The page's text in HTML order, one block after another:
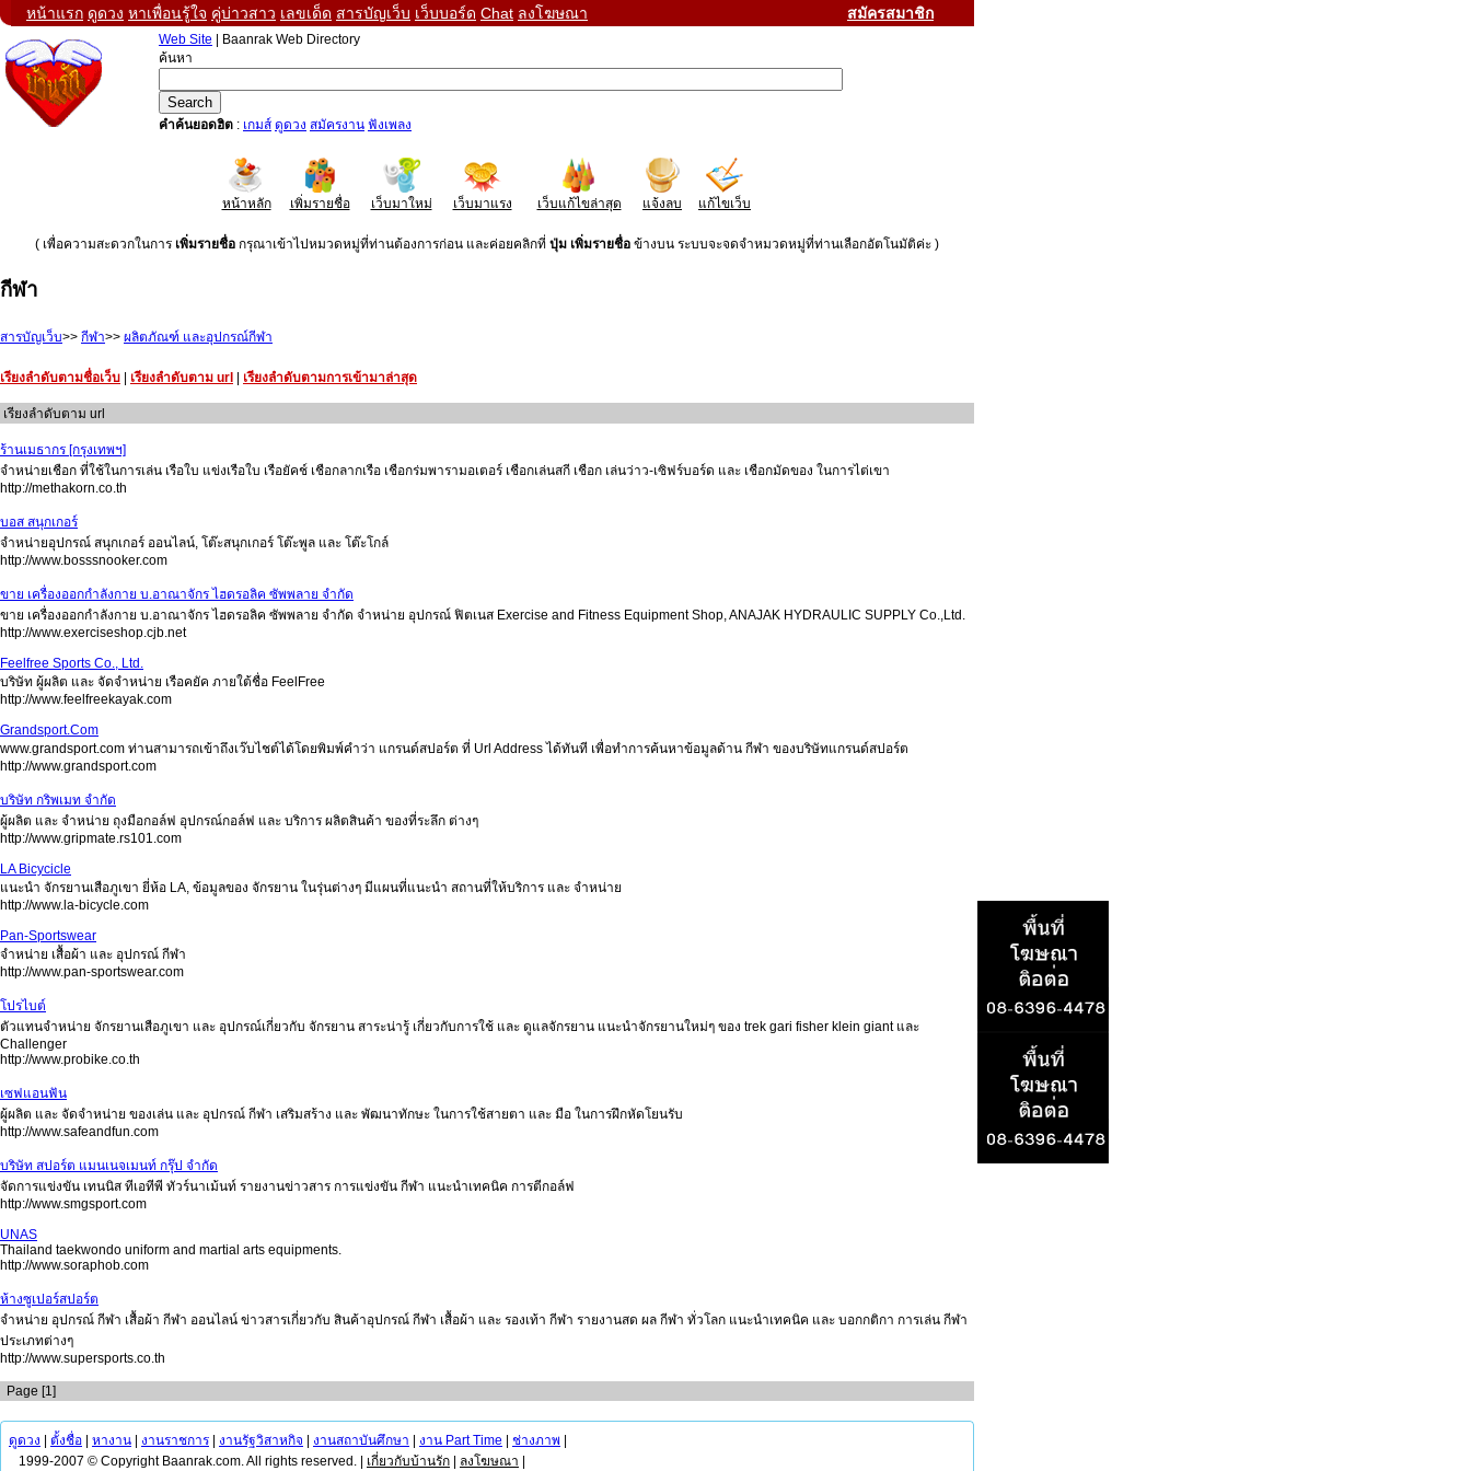
หน้าแรก ดูดวง หาเพื่อนรู้ใจ คู่บ่าวสาว เลขเด็ด สารบัญเว็บ เว็บบอร์ด Chat ลงโฆษณา สมัครสมาชิก
Web Site | Baanrak Web Directory
ค้นหา
คำค้นยอดฮิต : เกมส์ ดูดวง สมัครงาน ฟังเพลง
หน้าหลัก เพิ่มรายชื่อ เว็บมาใหม่ เว็บมาแรง เว็บแก้ไขล่าสุด แจ้งลบ แก้ไขเว็บ
( เพื่อความสะดวกในการ เพิ่มรายชื่อ กรุณาเข้าไปหมวดหมู่ที่ท่านต้องการก่อน และค่อยคลิกที่ ปุ่ม เพิ่มรายชื่อ ข้างบน ระบบจะจดจำหมวดหมู่ที่ท่านเลือกอัตโนมัติค่ะ )
กีฬา
สารบัญเว็บ>> กีฬา>> ผลิตภัณฑ์ และอุปกรณ์กีฬา
เรียงลำดับตามชื่อเว็บ เรียงลำดับตาม url เรียงลำดับตามการเข้ามาล่าสุด
เรียงลำดับตาม url
ร้านเมธากร [กรุงเทพฯ]
จำหน่ายเชือก ที่ใช้ในการเล่น เรือใบ แข่งเรือใบ เรือยัคช์ เชือกลากเรือ เชือกร่มพารามอเตอร์ เชือกเล่นสกี เชือก เล่นว่าว-เซิฟร์บอร์ด และ เชือกมัดของ ในการไต่เขา
http://methakorn.co.th
บอส สนุกเกอร์
จำหน่ายอุปกรณ์ สนุกเกอร์ ออนไลน์, โต๊ะสนุกเกอร์ โต๊ะพูล และ โต๊ะโกล์
http://www.bosssnooker.com
ขาย เครื่องออกกำลังกาย บ.อาณาจักร ไฮดรอลิค ซัพพลาย จำกัด
ขาย เครื่องออกกำลังกาย บ.อาณาจักร ไฮดรอลิค ซัพพลาย จำกัด จำหน่าย อุปกรณ์ ฟิตเนส Exercise and Fitness Equipment Shop, ANAJAK HYDRAULIC SUPPLY Co.,Ltd.
http://www.exerciseshop.cjb.net
Feelfree Sports Co., Ltd.
บริษัท ผู้ผลิต และ จัดจำหน่าย เรือคยัค ภายใต้ชื่อ FeelFree
http://www.feelfreekayak.com
Grandsport.Com
www.grandsport.com ท่านสามารถเข้าถึงเว๊บไชต์ได้โดยพิมพ์คำว่า แกรนด์สปอร์ต ที่ Url Address ได้ทันที เพื่อทำการค้นหาข้อมูลด้าน กีฬา ของบริษัทแกรนด์สปอร์ต
http://www.grandsport.com
บริษัท กริพเมท จำกัด
ผู้ผลิต และ จำหน่าย ถุงมือกอล์ฟ อุปกรณ์กอล์ฟ และ บริการ ผลิตสินค้า ของที่ระลึก ต่างๆ
http://www.gripmate.rs101.com
LA Bicycicle
แนะนำ จักรยานเสือภูเขา ยี่ห้อ LA, ข้อมูลของ จักรยาน ในรุ่นต่างๆ มีแผนที่แนะนำ สถานที่ให้บริการ และ จำหน่าย
http://www.la-bicycle.com
Pan-Sportswear
จำหน่าย เสื้อผ้า และ อุปกรณ์ กีฬา
http://www.pan-sportswear.com
โปรไบต์
ตัวแทนจำหน่าย จักรยานเสือภูเขา และ อุปกรณ์เกี่ยวกับ จักรยาน สาระน่ารู้ เกี่ยวกับการใช้ และ ดูแลจักรยาน แนะนำจักรยานใหม่ๆ ของ trek gari fisher klein giant และ
Challenger
http://www.probike.co.th
เซฟแอนฟัน
ผู้ผลิต และ จัดจำหน่าย ของเล่น และ อุปกรณ์ กีฬา เสริมสร้าง และ พัฒนาทักษะ ในการใช้สายตา และ มือ ในการฝึกหัดโยนรับ
http://www.safeandfun.com
บริษัท สปอร์ต แมนเนจเมนท์ กรุ๊ป จำกัด
จัดการแข่งขัน เทนนิส ทีเอทีพี ทัวร์นาเม้นท์ รายงานข่าวสาร การแข่งขัน กีฬา แนะนำเทคนิค การตีกอล์ฟ
http://www.smgsport.com
UNAS
Thailand taekwondo uniform and martial arts equipments.
http://www.soraphob.com
ห้างซูเปอร์สปอร์ต
จำหน่าย อุปกรณ์ กีฬา เสื้อผ้า กีฬา ออนไลน์ ข่าวสารเกี่ยวกับ สินค้าอุปกรณ์ กีฬา เสื้อผ้า และ รองเท้า กีฬา รายงานสด ผล กีฬา ทั่วโลก แนะนำเทคนิค และ บอกกติกา การเล่น กีฬา
ประเภทต่างๆ
http://www.supersports.co.th
Page [1]
ดูดวง ตั้งชื่อ หางาน งานราชการ งานรัฐวิสาหกิจ งานสถาบันศึกษา งาน Part Time ช่างภาพ
1999-2007 © Copyright Baanrak.com. All rights reserved. | เกี่ยวกับบ้านรัก ลงโฆษณา